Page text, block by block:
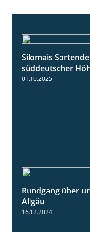
Silomais
süddeutscher
01.10.2025
Rundgang über
Allgäu
16.12.2024